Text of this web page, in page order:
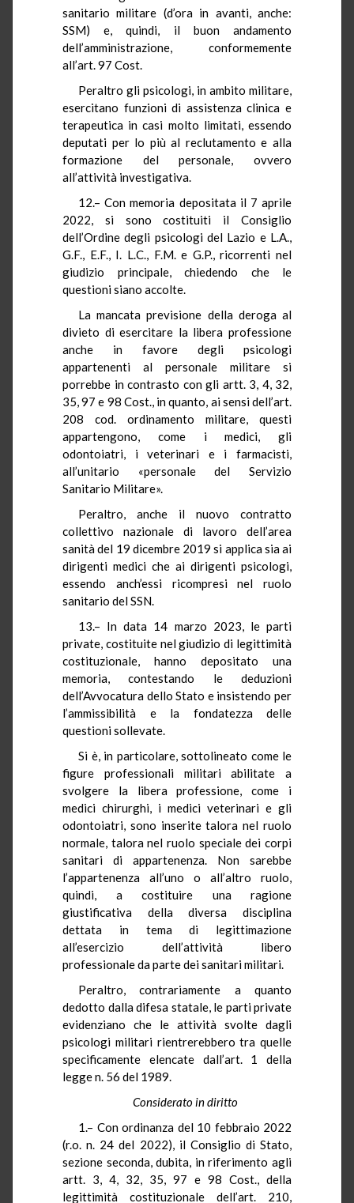
sanitario militare (d’ora in avanti, anche:
SSM) e, quindi, il buon andamento
dell’amministrazione, conformemente
all’art. 97 Cost.
Peraltro gli psicologi, in ambito militare,
esercitano funzioni di assistenza clinica e
terapeutica in casi molto limitati, essendo
deputati per lo più al reclutamento e alla
formazione del personale, ovvero
all’attività investigativa.
12.– Con memoria depositata il 7 aprile
2022, si sono costituiti il Consiglio
dell’Ordine degli psicologi del Lazio e L.A.,
G.F., E.F., I. L.C., F.M. e G.P., ricorrenti nel
giudizio principale, chiedendo che le
questioni siano accolte.
La mancata previsione della deroga al
divieto di esercitare la libera professione
anche in favore degli psicologi
appartenenti al personale militare si
porrebbe in contrasto con gli artt. 3, 4, 32,
35, 97 e 98 Cost., in quanto, ai sensi dell’art.
208 cod. ordinamento militare, questi
appartengono, come i medici, gli
odontoiatri, i veterinari e i farmacisti,
all’unitario «personale del Servizio
Sanitario Militare».
Peraltro, anche il nuovo contratto
collettivo nazionale di lavoro dell’area
sanità del 19 dicembre 2019 si applica sia ai
dirigenti medici che ai dirigenti psicologi,
essendo anch’essi ricompresi nel ruolo
sanitario del SSN.
13.– In data 14 marzo 2023, le parti
private, costituite nel giudizio di legittimità
costituzionale, hanno depositato una
memoria, contestando le deduzioni
dell’Avvocatura dello Stato e insistendo per
l’ammissibilità e la fondatezza delle
questioni sollevate.
Si è, in particolare, sottolineato come le
figure professionali militari abilitate a
svolgere la libera professione, come i
medici chirurghi, i medici veterinari e gli
odontoiatri, sono inserite talora nel ruolo
normale, talora nel ruolo speciale dei corpi
sanitari di appartenenza. Non sarebbe
l’appartenenza all’uno o all’altro ruolo,
quindi, a costituire una ragione
giustificativa della diversa disciplina
dettata in tema di legittimazione
all’esercizio dell’attività libero
professionale da parte dei sanitari militari.
Peraltro, contrariamente a quanto
dedotto dalla difesa statale, le parti private
evidenziano che le attività svolte dagli
psicologi militari rientrerebbero tra quelle
specificamente elencate dall’art. 1 della
legge n. 56 del 1989.
Considerato in diritto
1.– Con ordinanza del 10 febbraio 2022
(r.o. n. 24 del 2022), il Consiglio di Stato,
sezione seconda, dubita, in riferimento agli
artt. 3, 4, 32, 35, 97 e 98 Cost., della
legittimità costituzionale dell’art. 210,